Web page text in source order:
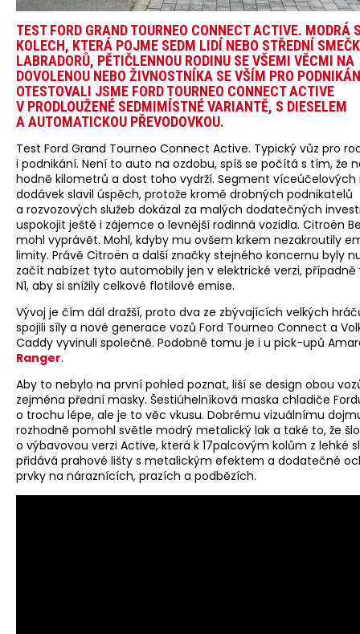
TEST FORD GRAND TOURNEO CONNECT ACTIVE. MODRÁ
KOLECH, KTERÁ POJME SEDM LIDÍ NEBO STŘEDNÍ
LABRADORŮ, PĚTIČLENNOU RODINU SE VŠEMI VĚCMI NA
DOVOLENOU NEBO ŽIVNOSTNÍKA SE VŠÍM PRO
OTESTOVALI JSME FORD TOURNEO CONNECT ACTIVE
V PRODLOUŽENÉ SEDMIMÍSTNÉ VARIANTĚ, S DIESELEM
A AUTOMATICKOU PŘEVODOVKOU.
Test Ford Grand Tourneo Connect Active. Typický vůz pro
i podnikání. Není to auto na ozdobu, spíš se počítá s tím, že
hodně kilometrů a dost toho vydrží. Segment
dodávek slavil úspěch, protože kromě drobných podnikatelů
a rozvozových služeb dokázal za malých dodatečných
uspokojit ještě i zájemce o levnější rodinná vozidla. Citroën
mohl vyprávět. Mohl, kdyby mu ovšem krkem nezakroutily
limity. Právě Citroën a další značky stejného koncernu byly
začít nabízet tyto automobily jen v elektrické verzi, případně
N1, aby si snížily celkové flotilové emise.
Vývoj je čím dál dražší, proto dva ze zbývajících velkých
spojili síly a nové generace vozů Ford Tourneo Connect a
Caddy vyvinuli společně. Podobně tomu je i u pick-upů
Ranger.
Aby to nebylo na první pohled poznat, liší se design obou
zejména přední masky. Šestiúhelníková maska chladiče
o trochu lépe, ale je to věc vkusu. Dobrému vizuálnímu
rozhodně pomohl světle modrý metalický lak a také to, že šlo
o výbavovou verzi Active, která k 17palcovým kolům z lehké
přidává prahové lišty s metalickým efektem a dodatečné
prvky na náraznících, prazích a podbězích.